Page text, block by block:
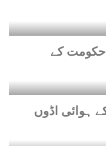
حکومت کے
ہوائی اڈوں